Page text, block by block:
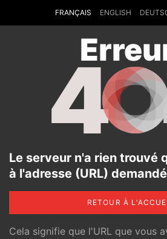
FRANÇAIS ENGLISH
4
Le serveur n'a rien trouvé
à l'adresse (URL)
RETOUR À
Cela signifie que l'URL que vous